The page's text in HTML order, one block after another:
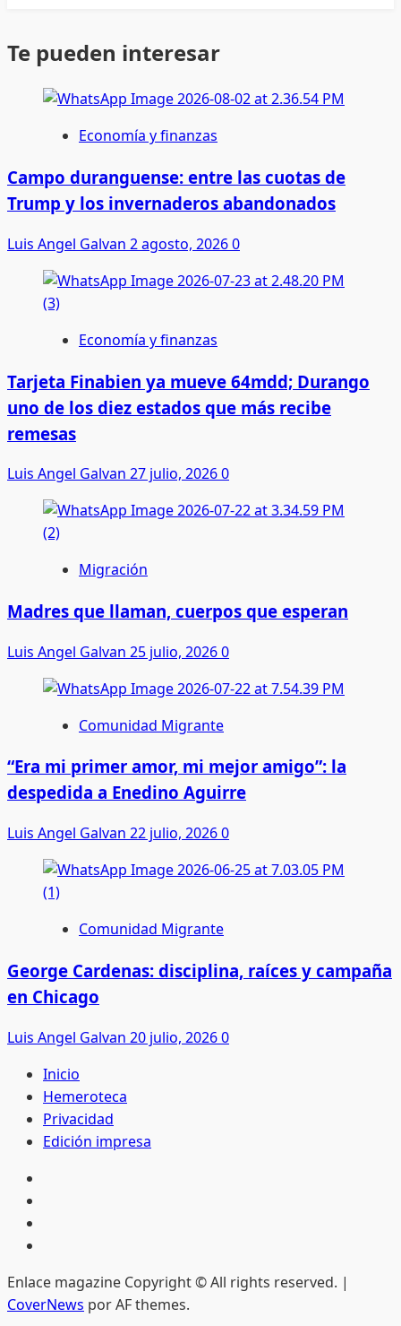
Te pueden interesar
Economía y finanzas
Campo duranguense: entre las cuotas de
Trump y los invernaderos abandonados
Luis Angel Galvan 2 agosto, 20260
Economía y finanzas
Tarjeta Finabien ya mueve 64mdd; Durango
uno de los diez estados que más recibe
remesas
Luis Angel Galvan 27 julio, 20260
Migración
Madres que llaman, cuerpos que esperan
Luis Angel Galvan 25 julio, 20260
Comunidad Migrante
“Era mi primer amor, mi mejor amigo”: la
despedida a Enedino Aguirre
Luis Angel Galvan 22 julio, 20260
Comunidad Migrante
George Cardenas: disciplina, raíces y campaña
en Chicago
Luis Angel Galvan 20 julio, 20260
Inicio
Hemeroteca
Privacidad
Edición impresa
Enlace magazine Copyright © All rights reserved. |
CoverNews por AF themes.